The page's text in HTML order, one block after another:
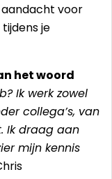
voor
je
het woord
Ik werk zowel
collega’s, van
Ik draag aan
mijn kennis